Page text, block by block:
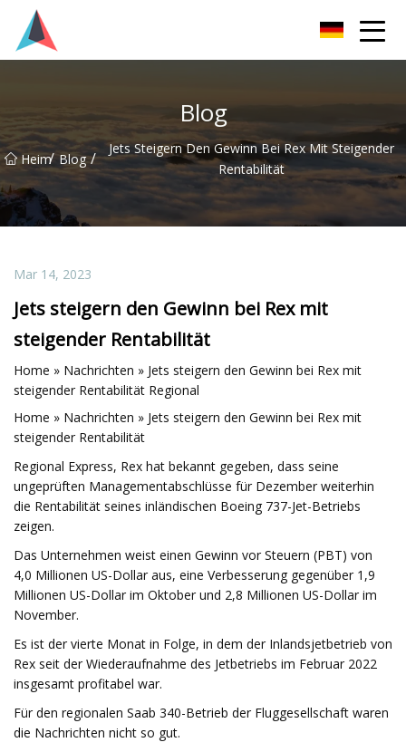
Blog
Heim/ Blog /
Jets Steigern Den Gewinn Bei Rex Mit Steigender
Rentabilität
Mar 14, 2023
Jets steigern den Gewinn bei Rex mit
steigender Rentabilität
Home » Nachrichten » Jets steigern den Gewinn bei Rex mit
steigender Rentabilität Regional
Home » Nachrichten » Jets steigern den Gewinn bei Rex mit
steigender Rentabilität
Regional Express, Rex hat bekannt gegeben, dass seine
ungeprüften Managementabschlüsse für Dezember weiterhin
die Rentabilität seines inländischen Boeing 737-Jet-Betriebs
zeigen.
Das Unternehmen weist einen Gewinn vor Steuern (PBT) von
4,0 Millionen US-Dollar aus, eine Verbesserung gegenüber 1,9
Millionen US-Dollar im Oktober und 2,8 Millionen US-Dollar im
November.
Es ist der vierte Monat in Folge, in dem der Inlandsjetbetrieb von
Rex seit der Wiederaufnahme des Jetbetriebs im Februar 2022
insgesamt profitabel war.
Für den regionalen Saab 340-Betrieb der Fluggesellschaft waren
die Nachrichten nicht so gut.